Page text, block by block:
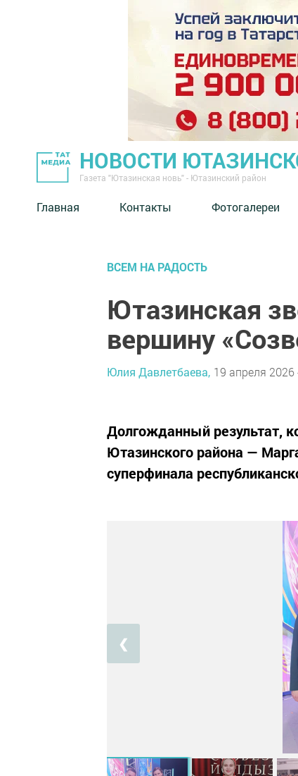
НОВОСТИ
Газета "Ютазинская новь" - Ютазинский район
Главная Контакты Фотогалереи
ВСЕМ НА РАДОСТЬ
Ютазинская
вершину
Юлия Давлетбаева, 19 апреля 2026
Долгожданный результат,
Ютазинского района —
суперфинала
❮